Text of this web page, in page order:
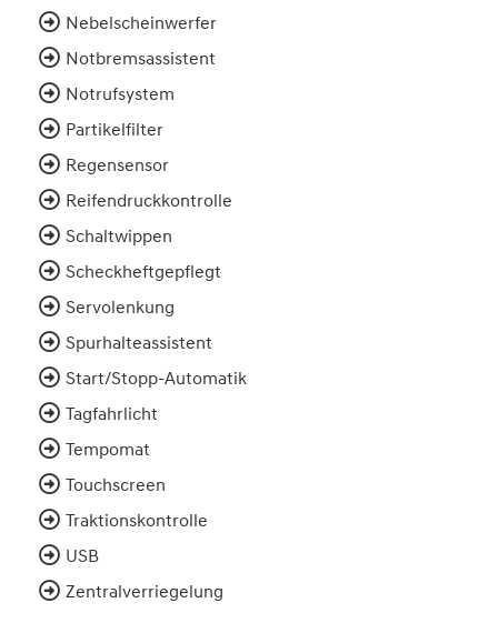
Nebelscheinwerfer
Notbremsassistent
Notrufsystem
Partikelfilter
Regensensor
Reifendruckkontrolle
Schaltwippen
Scheckheftgepflegt
Servolenkung
Spurhalteassistent
Start/Stopp-Automatik
Tagfahrlicht
Tempomat
Touchscreen
Traktionskontrolle
USB
Zentralverriegelung